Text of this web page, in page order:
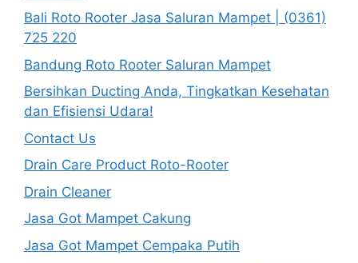
Bali Roto Rooter Jasa Saluran Mampet | (0361)
725 220
Bandung Roto Rooter Saluran Mampet
Bersihkan Ducting Anda, Tingkatkan Kesehatan
dan Efisiensi Udara!
Contact Us
Drain Care Product Roto-Rooter
Drain Cleaner
Jasa Got Mampet Cakung
Jasa Got Mampet Cempaka Putih